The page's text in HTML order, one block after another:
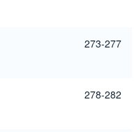
273-277
278-282